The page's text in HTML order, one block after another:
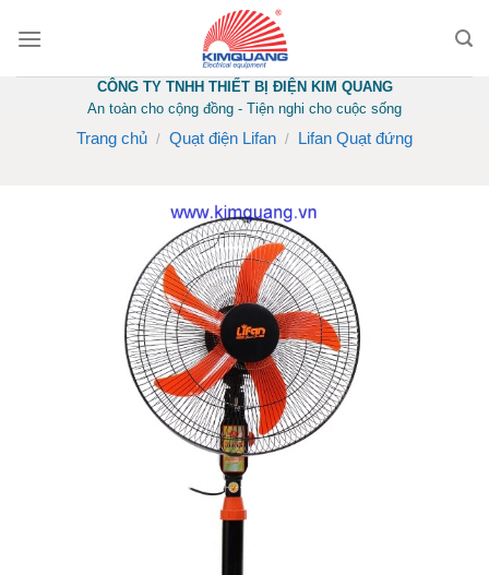
CÔNG TY TNHH THIẾT BỊ ĐIỆN KIM QUANG
An toàn cho cộng đồng - Tiện nghi cho cuộc sống
Trang chủ / Quạt điện Lifan / Lifan Quạt đứng